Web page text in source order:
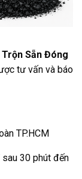
Sẵn Đóng
tư vấn và báo
TP.HCM
30 phút đến